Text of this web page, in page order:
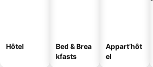
Hôtel
Bed & Brea
kfasts
Appart’hôt
el